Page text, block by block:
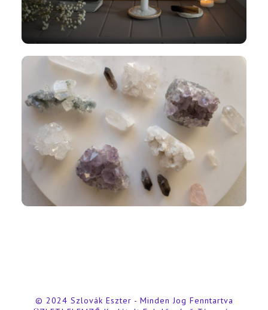
© 2024 Szlovák Eszter - Minden Jog Fenntartva